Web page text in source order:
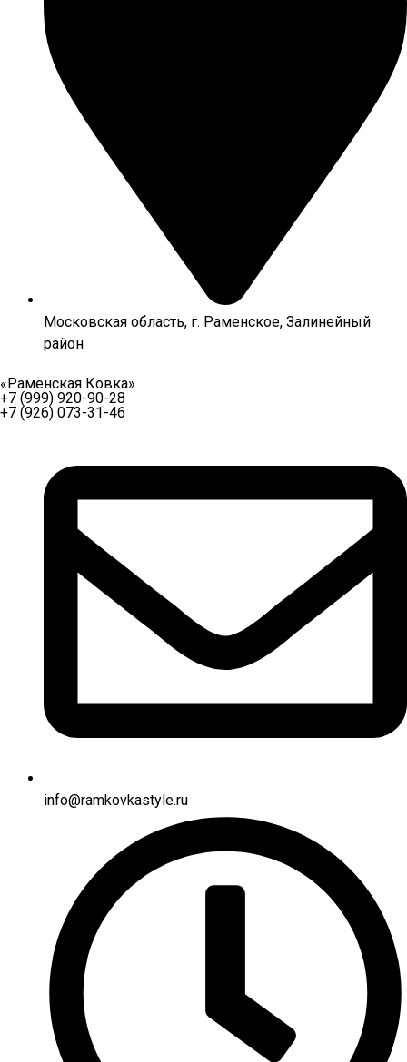
Московская область, г. Раменское, Залинейный
район
«Раменская Ковка»
+7 (999) 920-90-28
+7 (926) 073-31-46
info@ramkovkastyle.ru